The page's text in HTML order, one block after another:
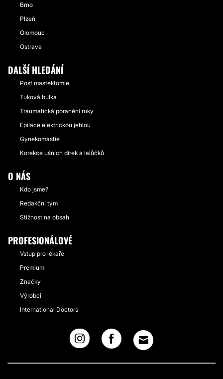
Brno
Plzeň
Olomouc
Ostrava
DALŠÍ HLEDÁNÍ
Post mastektomie
Tuková bulka
Traumatická poranění ruky
Epilace elektrickou jehlou
Gynekomastie
Korekce ušních dírek a lalůčků
O NÁS
Kdo jsme?
Redakční tým
Stížnost na obsah
PROFESIONÁLOVÉ
Vstup pro lékaře
Premium
Značky
Výrobci
International Doctors